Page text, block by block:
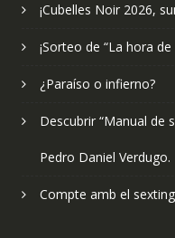
¡Cubelles Noir 2026,
¡Sorteo de “La hora
¿Paraíso o infierno?
Descubrir “Manual de
Pedro Daniel Verdugo.
Compte amb el